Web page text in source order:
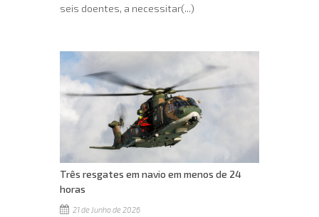
seis doentes, a necessitar(...)
Três resgates em navio em menos de 24
horas
21 de Junho de 2026